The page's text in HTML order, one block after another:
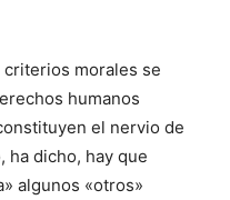
criterios morales se
humanos
el nervio de
ha dicho, hay que
algunos «otros»